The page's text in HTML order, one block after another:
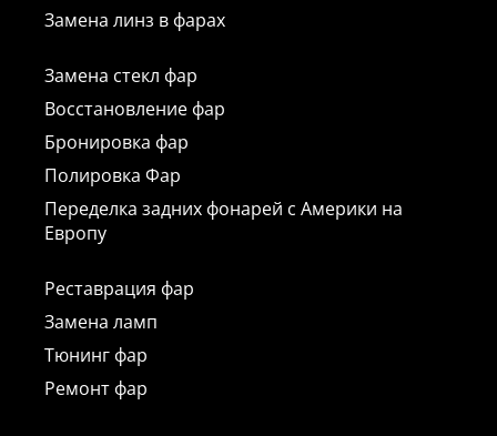
Замена линз в фарах
Замена стекл фар
Восстановление фар
Бронировка фар
Полировка Фар
Переделка задних фонарей с Америки на
Европу
Реставрация фар
Замена ламп
Тюнинг фар
Ремонт фар